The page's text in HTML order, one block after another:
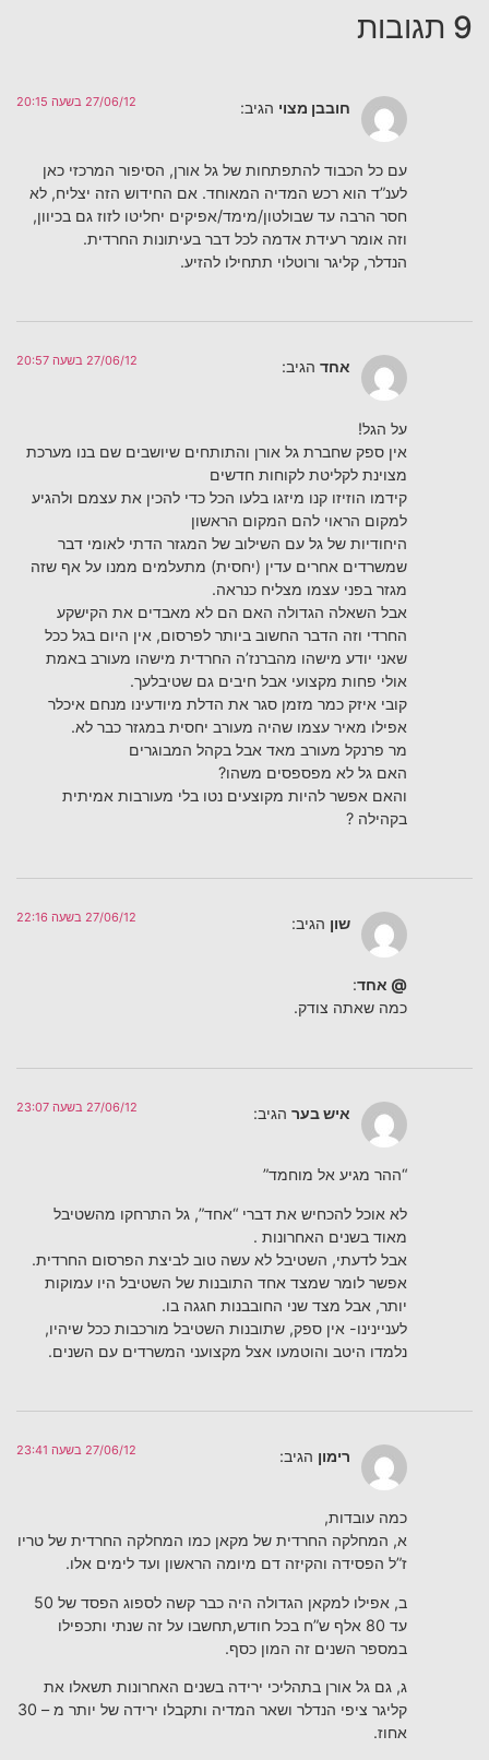
9 תגובות
חובבן מצוי הגיב: 27/06/12 בשעה 20:15
עם כל הכבוד להתפתחות של גל אורן, הסיפור המרכזי כאן
לענ”ד הוא רכש המדיה המאוחד. אם החידוש הזה יצליח, לא
חסר הרבה עד שבולטון/מימד/אפיקים יחליטו לזוז גם בכיוון,
וזה אומר רעידת אדמה לכל דבר בעיתונות החרדית.
הנדלר, קליגר ורוטלוי תתחילו להזיע.
אחד הגיב: 27/06/12 בשעה 20:57
על הגל!
אין ספק שחברת גל אורן והתותחים שיושבים שם בנו מערכת
מצוינת לקליטת לקוחות חדשים
קידמו הוזיזו קנו מיזגו בלעו הכל כדי להכין את עצמם ולהגיע
למקום הראוי להם המקום הראשון
היחודיות של גל עם השילוב של המגזר הדתי לאומי דבר
שמשרדים אחרים עדין (יחסית) מתעלמים ממנו על אף שזה
מגזר בפני עצמו מצליח כנראה.
אבל השאלה הגדולה האם הם לא מאבדים את הקישקע
החרדי וזה הדבר החשוב ביותר לפרסום, אין היום בגל ככל
שאני יודע מישהו מהברנז’ה החרדית מישהו מעורב באמת
אולי פחות מקצועי אבל חיבים גם שטיבלעך.
קובי איזק כמר מזמן סגר את הדלת מיודעינו מנחם איכלר
אפילו מאיר עצמו שהיה מעורב יחסית במגזר כבר לא.
מר פרנקל מעורב מאד אבל בקהל המבוגרים
האם גל לא מפספסים משהו?
והאם אפשר להיות מקוצעים נטו בלי מעורבות אמיתית
בקהילה ?
שון הגיב: 27/06/12 בשעה 22:16
@ אחד:
כמה שאתה צודק.
איש בער הגיב: 27/06/12 בשעה 23:07
“ההר מגיע אל מוחמד”
לא אוכל להכחיש את דברי “אחד”, גל התרחקו מהשטיבל
מאוד בשנים האחרונות .
אבל לדעתי, השטיבל לא עשה טוב לביצת הפרסום החרדית.
אפשר לומר שמצד אחד התובנות של השטיבל היו עמוקות
יותר, אבל מצד שני החובבנות חגגה בו.
לעניינינו- אין ספק, שתובנות השטיבל מורכבות ככל שיהיו,
נלמדו היטב והוטמעו אצל מקצועני המשרדים עם השנים.
רימון הגיב: 27/06/12 בשעה 23:41
כמה עובדות,
א, המחלקה החרדית של מקאן כמו המחלקה החרדית של טריו
ז”ל הפסידה והקיזה דם מיומה הראשון ועד לימים אלו.
ב, אפילו למקאן הגדולה היה כבר קשה לספוג הפסד של 50
עד 80 אלף ש”ח בכל חודש,תחשבו על זה שנתי ותכפילו
במספר השנים זה המון כסף.
ג, גם גל אורן בתהליכי ירידה בשנים האחרונות תשאלו את
קליגר ציפי הנדלר ושאר המדיה ותקבלו ירידה של יותר מ – 30
אחוז.